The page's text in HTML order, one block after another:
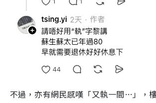
不過，亦有網民感嘆「又執一間…」，